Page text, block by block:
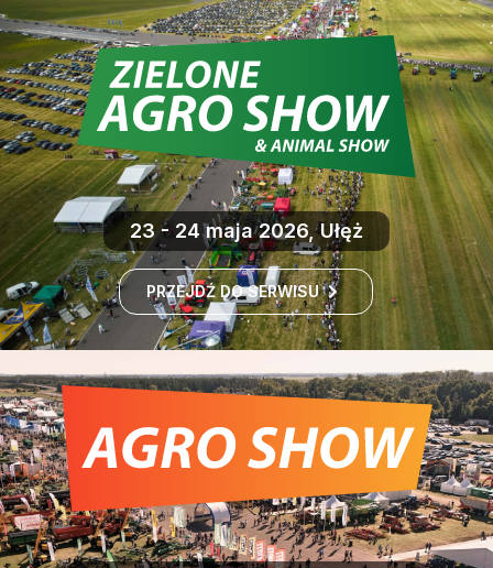
23 - 24 maja 2026, Ułęż
PRZEJDŹ DO SERWISU